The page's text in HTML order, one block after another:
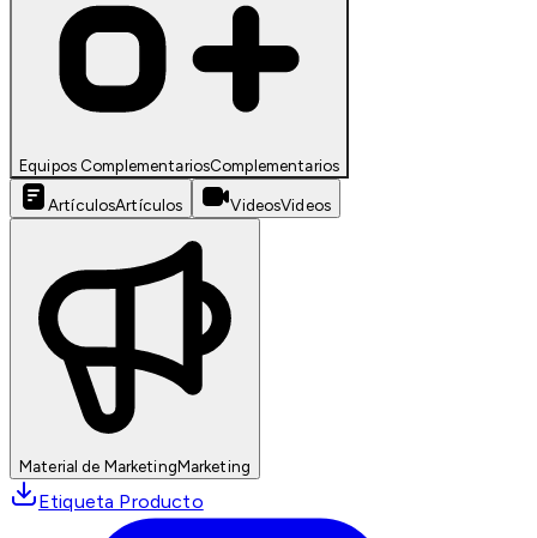
Equipos ComplementariosComplementarios
ArtículosArtículos VideosVideos
Material de MarketingMarketing
Etiqueta Producto